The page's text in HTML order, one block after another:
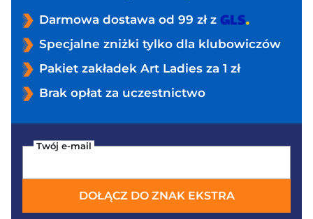
Darmowa dostawa od 99 zł z
Specjalne zniżki tylko dla klubowiczów
Pakiet zakładek Art Ladies za 1 zł
Brak opłat za uczestnictwo
Twój e-mail
DOŁĄCZ DO ZNAK EKSTRA